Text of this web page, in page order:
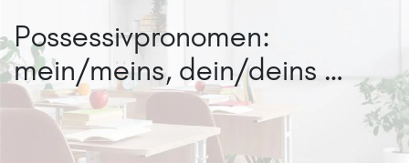
Possessivpronomen:
mein/meins, dein/deins …